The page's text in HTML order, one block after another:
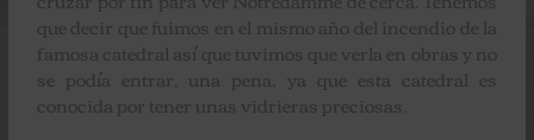
que decir que fuimos en el mismo año del incendio de la
famosa catedral así que tuvimos que verla en obras y no
se podía entrar, una pena, ya que esta catedral es
conocida por tener unas vidrieras preciosas.